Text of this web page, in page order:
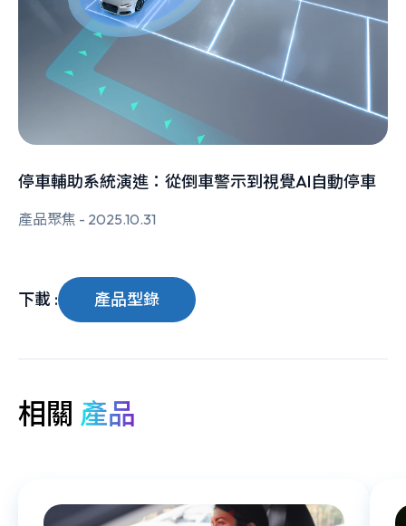
停車輔助系統演進：從倒車警示到視覺AI自動停車
產品聚焦 - 2025.10.31
下載 : 產品型錄
相關 產品